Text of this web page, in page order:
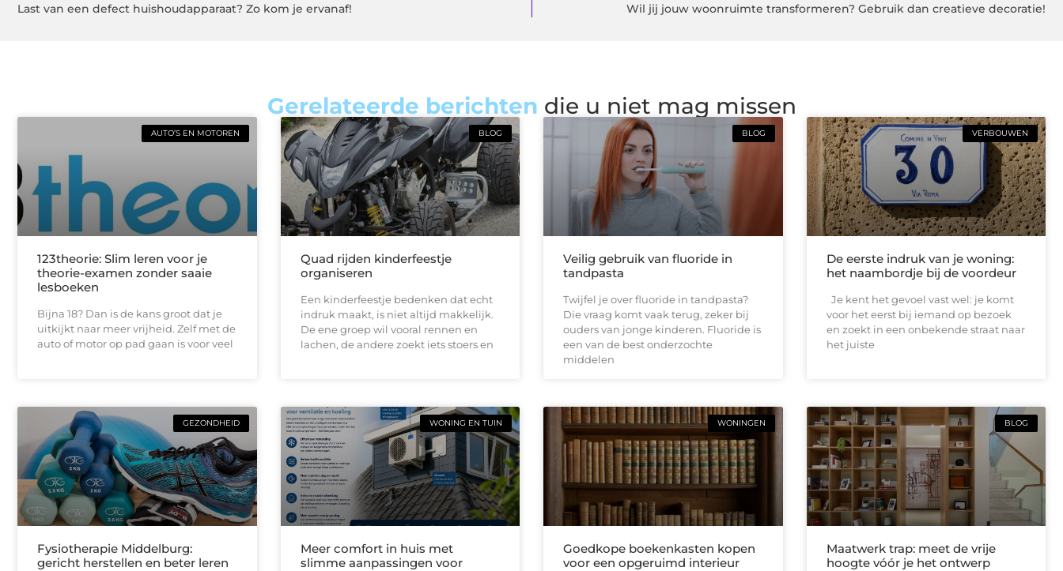
Last van een defect huishoudapparaat? Zo kom je ervanaf! Wil jij jouw woonruimte transformeren? Gebruik dan creatieve decoratie!
Gerelateerde berichten die u niet mag missen
AUTO’S EN MOTOREN
123theorie: Slim leren voor je
theorie-examen zonder saaie
lesboeken
Bijna 18? Dan is de kans groot dat je
uitkijkt naar meer vrijheid. Zelf met de
auto of motor op pad gaan is voor veel
BLOG
Quad rijden kinderfeestje
organiseren
Een kinderfeestje bedenken dat echt
indruk maakt, is niet altijd makkelijk.
De ene groep wil vooral rennen en
lachen, de andere zoekt iets stoers en
BLOG
Veilig gebruik van fluoride in
tandpasta
Twijfel je over fluoride in tandpasta?
Die vraag komt vaak terug, zeker bij
ouders van jonge kinderen. Fluoride is
een van de best onderzochte
middelen
VERBOUWEN
De eerste indruk van je woning:
het naambordje bij de voordeur
Je kent het gevoel vast wel: je komt
voor het eerst bij iemand op bezoek
en zoekt in een onbekende straat naar
het juiste
GEZONDHEID
Fysiotherapie Middelburg:
gericht herstellen en beter leren
WONING EN TUIN
Meer comfort in huis met
slimme aanpassingen voor
WONINGEN
Goedkope boekenkasten kopen
voor een opgeruimd interieur
BLOG
Maatwerk trap: meet de vrije
hoogte vóór je het ontwerp